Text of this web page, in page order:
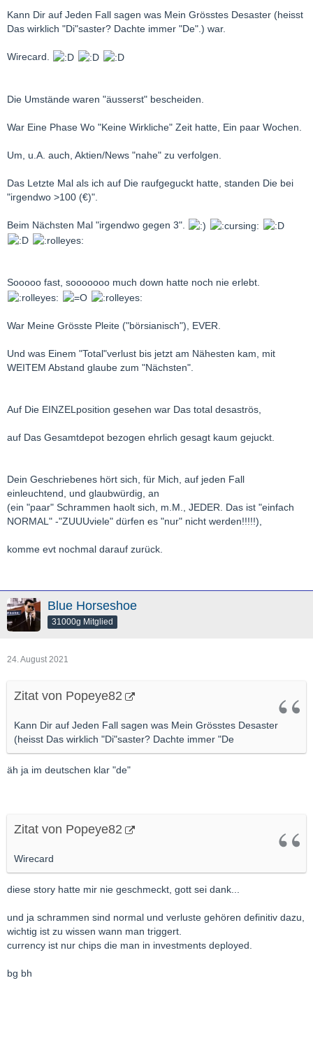
Kann Dir auf Jeden Fall sagen was Mein Grösstes Desaster (heisst
Das wirklich "Di"saster? Dachte immer "De".) war.
Wirecard.
Die Umstände waren "äusserst" bescheiden.
War Eine Phase Wo "Keine Wirkliche" Zeit hatte, Ein paar Wochen.
Um, u.A. auch, Aktien/News "nahe" zu verfolgen.
Das Letzte Mal als ich auf Die raufgeguckt hatte, standen Die bei
"irgendwo >100 (€)".
Beim Nächsten Mal "irgendwo gegen 3".
Sooooo fast, sooooooo much down hatte noch nie erlebt.
War Meine Grösste Pleite ("börsianisch"), EVER.
Und was Einem "Total"verlust bis jetzt am Nähesten kam, mit
WEITEM Abstand glaube zum "Nächsten".
Auf Die EINZELposition gesehen war Das total desaströs,
auf Das Gesamtdepot bezogen ehrlich gesagt kaum gejuckt.
Dein Geschriebenes hört sich, für Mich, auf jeden Fall
einleuchtend, und glaubwürdig, an
(ein "paar" Schrammen haolt sich, m.M., JEDER. Das ist "einfach
NORMAL" -"ZUUUviele" dürfen es "nur" nicht werden!!!!!),
komme evt nochmal darauf zurück.
Blue Horseshoe
31000g Mitglied
24. August 2021
Zitat von Popeye82
Kann Dir auf Jeden Fall sagen was Mein Grösstes Desaster
(heisst Das wirklich "Di"saster? Dachte immer "De
äh ja im deutschen klar "de"
Zitat von Popeye82
Wirecard
diese story hatte mir nie geschmeckt, gott sei dank...
und ja schrammen sind normal und verluste gehören definitiv dazu,
wichtig ist zu wissen wann man triggert.
currency ist nur chips die man in investments deployed.
bg bh